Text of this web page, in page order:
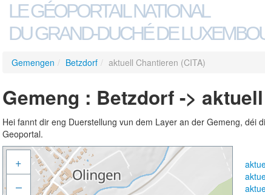
LE GÉOPORTAIL NATIONAL
DU GRAND-DUCHÉ DE
Gemengen / Betzdorf / aktuell Chantieren (CITA)
Gemeng : Betzdorf ->
Hei fannt dir eng Duerstellung vun dem Layer an der Gemeng, déi
Geoportal.
+
–